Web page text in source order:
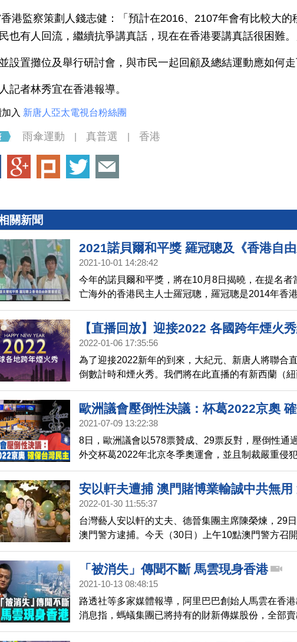
港監察策劃人錢志健：「預計在2016、2107年會有比較大的
也有人回流，繼續抗爭講真話，現在在香港要講真話很困難。
設置攤位及舉行研討會，與市民一起回顧及總結運動應如何走
記者林秀宜在香港報導。
入 新唐人亞太電視台粉絲團
雨傘運動 真普選 香港
關新聞
2021諾貝爾和平獎 羅冠聰及《香港自
名
2021-10-01 14:28:42
今年的諾貝爾和平獎，將在10月8日揭曉，在提名者
亡海外的香港民主人士羅冠聰，羅冠聰是2014年香
以及反送中運動的青年領袖之一。2020年，港版國
聰被迫流亡英國，繼續在海外支持香港民主運動。另
網站《香港自由新聞》也獲得和平獎提名。
【直播回放】迎接2022 各國跨年煙火
2022-01-06 17:35:56
為了迎接2022新年的到來，大紀元、新唐人將聯合
倒數計時和煙火秀。我們將在此直播的有新西蘭（紐
澳洲悉尼（雪梨）、台灣台北、香港、泰國曼谷、
市，讓觀眾一睹各國慶祝跨年的盛況。
歐洲議會壓倒性決議：杯葛2022京奧
2021-07-09 13:22:38
8日，歐洲議會以578票贊成、29票反對，壓倒性通
外交杯葛2022年北京冬季奧運會，並且制裁嚴重侵
法的個人和實體。決議內容還寫到台灣，表示強調
合作，以幫助確保台灣的民主。
安以軒夫遭捕 澳門賭博業輸誠中共無用
2022-01-30 11:55:37
台灣藝人安以軒的丈夫、德晉集團主席陳榮煉，29
澳門警方逮捕。今天（30日）上午10點澳門警方召
捕了陳姓、蔡姓兩位嫌犯，但兩人在拘捕期間，一
因涉嫌非法經營賭博、洗黑錢等罪名遭捕。
「被消失」傳聞不斷 馬雲現身香港
2021-10-13 08:48:15
路透社等多家媒體報導，阿里巴巴創始人馬雲在香
消息指，螞蟻集團已將持有的財新傳媒股份，全部賣